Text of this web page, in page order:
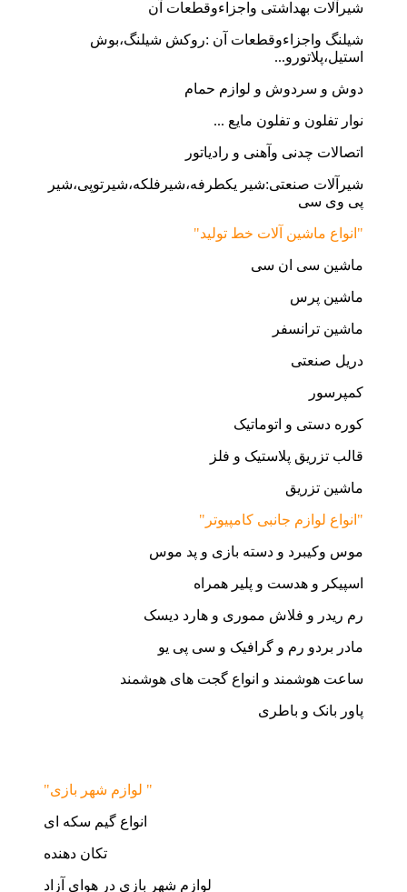
شیرآلات بهداشتی واجزاءوقطعات آن
شیلنگ واجزاءوقطعات آن :روکش شیلنگ،بوش
استیل،پلاتورو...
دوش و سردوش و لوازم حمام
نوار تفلون و تفلون مایع ...
اتصالات چدنی وآهنی و رادیاتور
شیرآلات صنعتی:شیر یکطرفه،شیرفلکه،شیرتوپی،شیر
پی وی سی
"انواع ماشین آلات خط تولید"
ماشین سی ان سی
ماشین پرس
ماشین ترانسفر
دریل صنعتی
کمپرسور
کوره دستی و اتوماتیک
قالب تزریق پلاستیک و فلز
ماشین تزریق
"انواع لوازم جانبی کامپیوتر"
موس وکیبرد و دسته بازی و پد موس
اسپیکر و هدست و پلیر همراه
رم ریدر و فلاش مموری و هارد دیسک
مادر بردو رم و گرافیک و سی پی یو
ساعت هوشمند و انواع گجت های هوشمند
پاور بانک و باطری
"لوازم شهر بازی "
انواع گیم سکه ای
تکان دهنده
لوازم شهر بازی در هوای آزاد